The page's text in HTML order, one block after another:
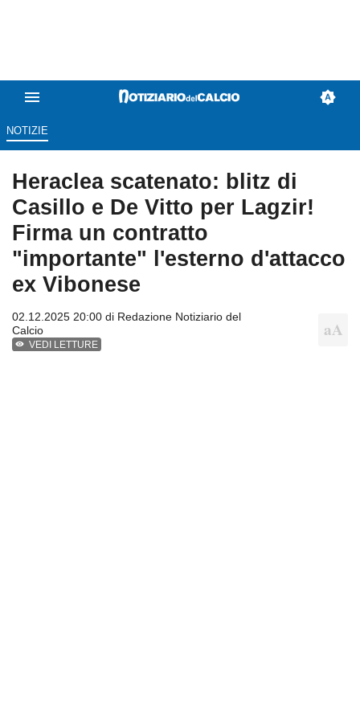
NOTIZIE
Heraclea scatenato: blitz di
Casillo e De Vitto per Lagzir!
Firma un contratto
"importante" l'esterno d'attacco
ex Vibonese
02.12.2025 20:00 di Redazione Notiziario del
Calcio
VEDI LETTURE